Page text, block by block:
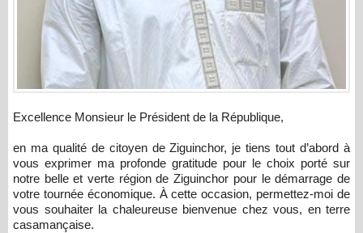
Excellence Monsieur le Président de la République,
en ma qualité de citoyen de Ziguinchor, je tiens tout d’abord à
vous exprimer ma profonde gratitude pour le choix porté sur
notre belle et verte région de Ziguinchor pour le démarrage de
votre tournée économique. À cette occasion, permettez-moi de
vous souhaiter la chaleureuse bienvenue chez vous, en terre
casamançaise.